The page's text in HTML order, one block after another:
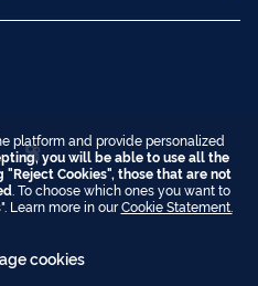
platform and provide personalized
you will be able to use all the
Cookies", those that are not
. To choose which ones you want to
Learn more in ourCookie Statement.
cookies